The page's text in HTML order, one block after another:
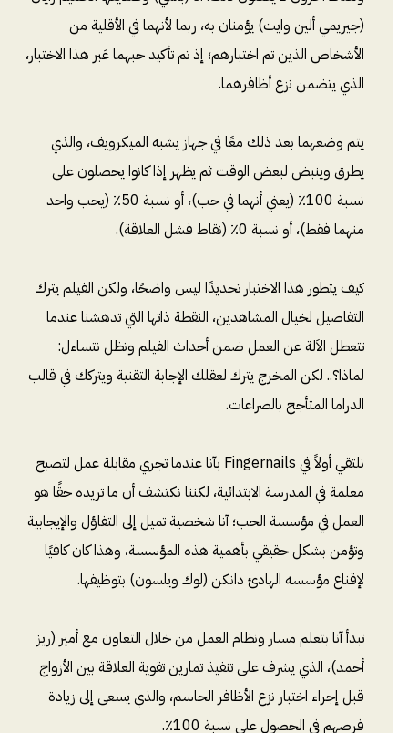
(جيريمي ألين وايت) يؤمنان به، ربما لأنهما في الأقلية من
الأشخاص الذين تم اختبارهم؛ إذ تم تأكيد حبهما عَبر هذا الاختبار،
الذي يتضمن نزع أظافرهما.
يتم وضعهما بعد ذلك معًا في جهاز يشبه الميكرويف، والذي
يطرق وينبض لبعض الوقت ثم يظهر إذا كانوا يحصلون على
نسبة 100٪ (يعني أنهما في حب)، أو نسبة 50٪ (يحب واحد
منهما فقط)، أو نسبة 0٪ (نقاط فشل العلاقة).
كيف يتطور هذا الاختبار تحديدًا ليس واضحًا، ولكن الفيلم يترك
التفاصيل لخيال المشاهدين، النقطة ذاتها التي تدهشنا عندما
تتعطل الاَلة عن العمل ضمن أحداث الفيلم ونظل نتساءل:
لماذا؟.. لكن المخرج يترك لعقلك الإجابة التقنية ويتركك في قالب
الدراما المتأجج بالصراعات.
نلتقي أولاً في Fingernails بآنا عندما تجري مقابلة عمل لتصبح
معلمة في المدرسة الابتدائية، لكننا نكتشف أن ما تريده حقًا هو
العمل في مؤسسة الحب؛ آنا شخصية تميل إلى التفاؤل والإيجابية
وتؤمن بشكل حقيقي بأهمية هذه المؤسسة، وهذا كان كافيًا
لإقناع مؤسسه الهادئ دانكن (لوك ويلسون) بتوظيفها.
تبدأ آنا بتعلم مسار ونظام العمل من خلال التعاون مع أمير (ريز
أحمد)، الذي يشرف على تنفيذ تمارين تقوية العلاقة بين الأزواج
قبل إجراء اختبار نزع الأظافر الحاسم، والذي يسعى إلى زيادة
فرصهم في الحصول على نسبة 100٪.